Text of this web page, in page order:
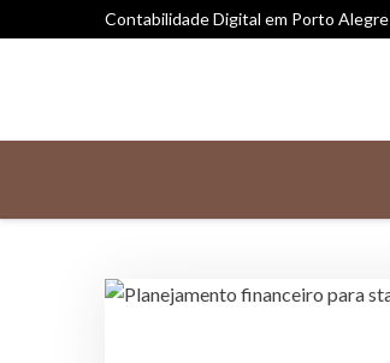
Contabilidade Digital em Porto Alegre